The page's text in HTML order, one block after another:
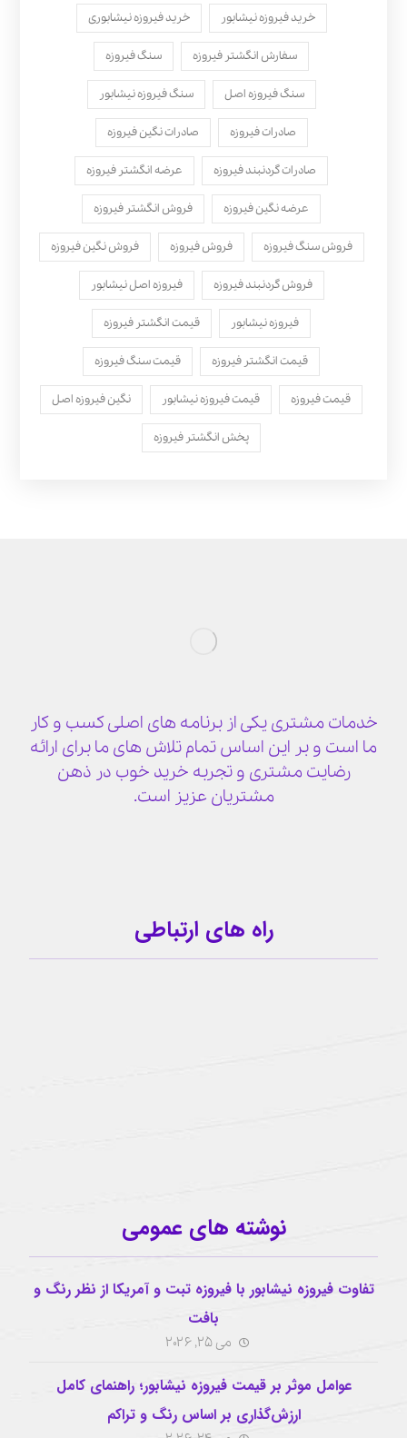
خرید فیروزه نیشابور خرید فیروزه نیشابوری
سفارش انگشتر فیروزه سنگ فیروزه
سنگ فیروزه اصل سنگ فیروزه نیشابور
صادرات فیروزه صادرات نگین فیروزه
صادرات گردنبند فیروزه عرضه انگشتر فیروزه
عرضه نگین فیروزه فروش انگشتر فیروزه
فروش سنگ فیروزه فروش فیروزه فروش نگین فیروزه
فروش گردنبند فیروزه فیروزه اصل نیشابور
فیروزه نیشابور قیمت انگشتر فیروزه
قیمت انگشتر فیروزه قیمت سنگ فیروزه
قیمت فیروزه قیمت فیروزه نیشابور نگین فیروزه اصل
پخش انگشتر فیروزه
خدمات مشتری یکی از برنامه های اصلی کسب و کار
ما است و بر این اساس تمام تلاش های ما برای ارائه
رضایت مشتری و تجربه خرید خوب در ذهن
مشتریان عزیز است.
راه های ارتباطی
نوشته های عمومی
تفاوت فیروزه نیشابور با فیروزه تبت و آمریکا از نظر رنگ و
بافت
می 25, 2026
عوامل موثر بر قیمت فیروزه نیشابور؛ راهنمای کامل
ارزش‌گذاری بر اساس رنگ و تراکم